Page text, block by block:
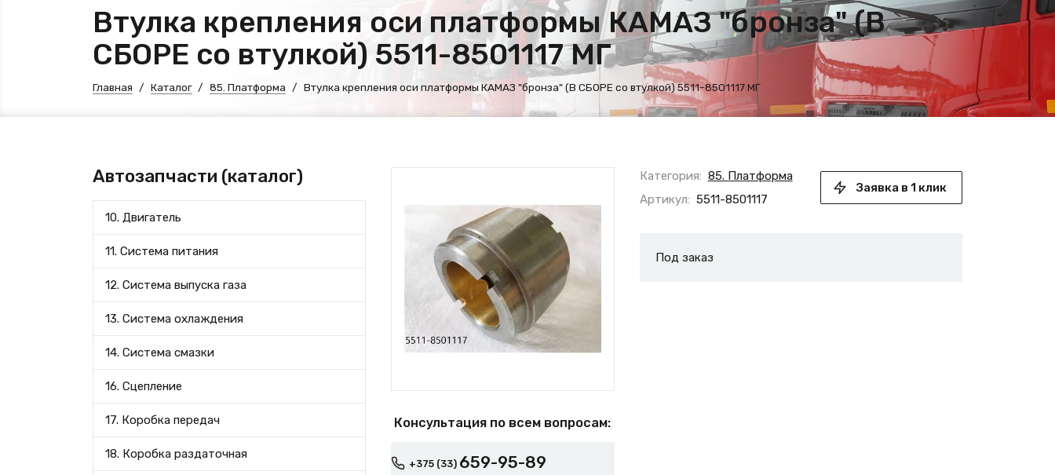
Втулка крепления оси платформы КАМАЗ "бронза" (В
СБОРЕ со втулкой) 5511-8501117 МГ
Главная Каталог 85. Платформа Втулка крепления оси платформы КАМАЗ "бронза" (В СБОРЕ со втулкой) 5511-8501117 МГ
Автозапчасти (каталог)
10. Двигатель
11. Система питания
12. Система выпуска газа
13. Система охлаждения
14. Система смазки
16. Сцепление
17. Коробка передач
18. Коробка раздаточная
Консультация по всем вопросам:
+375 (33) 659-95-89
Категория: 85. Платформа
Артикул: 5511-8501117
Заявка в 1 клик
Под заказ